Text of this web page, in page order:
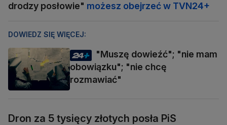
drodzy posłowie" możesz obejrzeć w TVN24+
DOWIEDZ SIĘ WIĘCEJ:
"Muszę dowieźć"; "nie mam
obowiązku"; "nie chcę
rozmawiać"
Dron za 5 tysięcy złotych posła PiS